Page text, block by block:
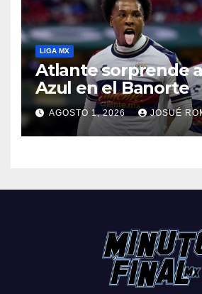
LIGA MX
Atlante sorprende
Azul en el Banorte
AGOSTO 1, 2026 JOSUÉ